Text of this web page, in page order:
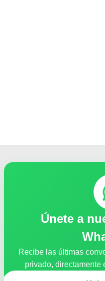
Únete a
Recibe las últimas
privado, directamente